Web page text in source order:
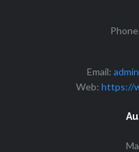
Email:
Web: https://